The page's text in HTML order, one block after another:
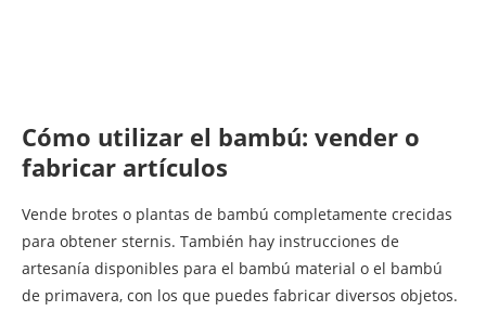
Cómo utilizar el bambú: vender o
fabricar artículos
Vende brotes o plantas de bambú completamente crecidas
para obtener sternis. También hay instrucciones de
artesanía disponibles para el bambú material o el bambú
de primavera, con los que puedes fabricar diversos objetos.